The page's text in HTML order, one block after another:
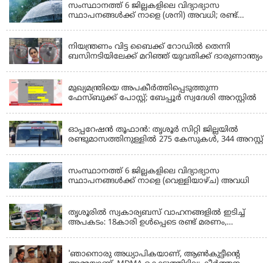
സംസ്ഥാനത്ത് 6 ജില്ലകളിലെ വിദ്യാഭ്യാസ
സ്ഥാപനങ്ങൾക്ക് നാളെ (ശനി) അവധി; രണ്ട്
നിയന്ത്രണം വിട്ട ബൈക്ക് റോഡിൽ തെന്നി
ബസിനടിയിലേക്ക് മറിഞ്ഞ് യുവതിക്ക് ദാരുണാന്ത്യം
മുഖ്യമന്ത്രിയെ അപകീർത്തിപ്പെടുത്തുന്ന
ഫേസ്‌ബുക്ക് പോസ്റ്റ്; ബേപ്പൂർ സ്വദേശി അറസ്റ്റിൽ
ഓപ്പറേഷൻ തൂഫാൻ: തൃശൂർ സിറ്റി ജില്ലയിൽ
രണ്ടുമാസത്തിനുള്ളിൽ 275 കേസുകൾ, 344 അറസ്റ്റ്
സംസ്ഥാനത്ത് 6 ജില്ലകളിലെ വിദ്യാഭ്യാസ
സ്ഥാപനങ്ങൾക്ക് നാളെ (വെള്ളിയാഴ്ച) അവധി
തൃശൂരിൽ സ്വകാര്യബസ് വാഹനങ്ങളില്‍ ഇടിച്ച്
അപകടം: 18കാരി ഉൾപ്പെടെ രണ്ട് മരണം,
'ഞാനൊരു അധ്യാപികയാണ്, ആണ്‍കുട്ടീന്റെ